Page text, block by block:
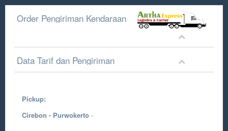
Order Pengiriman Kendaraan
Data Tarif dan Pengiriman
Pickup:
Cirebon - Purwokerto -